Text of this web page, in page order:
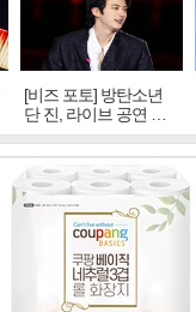
[비즈 포토] 방탄소년
단 진, 라이브 공연 중
빛나는 독보적 아우라